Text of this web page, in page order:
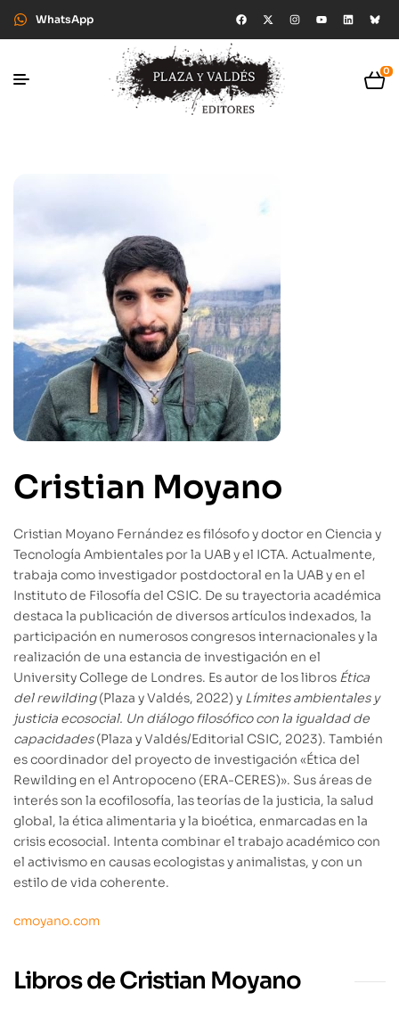
WhatsApp
0
Cristian Moyano
Cristian Moyano Fernández es filósofo y doctor en Ciencia y
Tecnología Ambientales por la UAB y el ICTA. Actualmente,
trabaja como investigador postdoctoral en la UAB y en el
Instituto de Filosofía del CSIC. De su trayectoria académica
destaca la publicación de diversos artículos indexados, la
participación en numerosos congresos internacionales y la
realización de una estancia de investigación en el
University College de Londres. Es autor de los libros Ética
del rewilding(Plaza y Valdés, 2022) y Límites ambientales y
justicia ecosocial. Un diálogo filosófico con la igualdad de
capacidades(Plaza y Valdés/Editorial CSIC, 2023). También
es coordinador del proyecto de investigación «Ética del
Rewilding en el Antropoceno (ERA-CERES)». Sus áreas de
interés son la ecofilosofía, las teorías de la justicia, la salud
global, la ética alimentaria y la bioética, enmarcadas en la
crisis ecosocial. Intenta combinar el trabajo académico con
el activismo en causas ecologistas y animalistas, y con un
estilo de vida coherente.
cmoyano.com
Libros de Cristian Moyano